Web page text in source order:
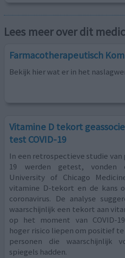
Lees meer over dit
Farmacotherapeutisch
Bekijk hier wat er in het
Vitamine D tekort
test COVID-19
In een retrospectieve studie van
19 werden getest, vonden
University of Chicago
vitamine D-tekort en de kans
coronavirus. De analyse
waarschijnlijk een tekort aan
op het moment van COVID-
hoger risico liepen om positief te
personen die waarschijnlijk
spiegels hadden.